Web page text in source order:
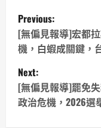
P
o
s
t
n
Previous:
[無偏見報導]宏都
機，白蝦成關鍵，
Next:
[無偏見報導]罷免
政治危機，2026選